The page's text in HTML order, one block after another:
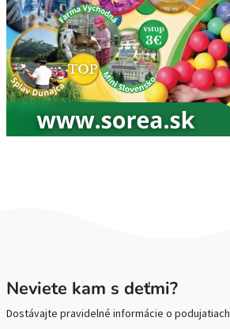
Neviete kam s deťmi?
Dostávajte pravidelné informácie o podujatiach